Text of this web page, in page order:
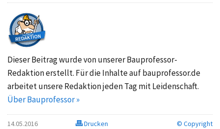
Dieser Beitrag wurde von unserer Bauprofessor-
Redaktion erstellt. Für die Inhalte auf bauprofessor.de
arbeitet unsere Redaktion jeden Tag mit Leidenschaft.
Über Bauprofessor »
14.05.2016 Drucken © Copyright